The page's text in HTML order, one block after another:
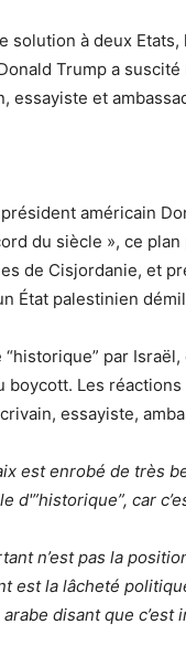
solution à deux
Trump a
essayiste et
américain
du siècle », ce
de Cisjordanie, et
État palestinien
“historique” par
boycott. Les
essayiste,
est enrobé de très
d'”historique”, car
n’est pas la
est la lâcheté
disant que c’est